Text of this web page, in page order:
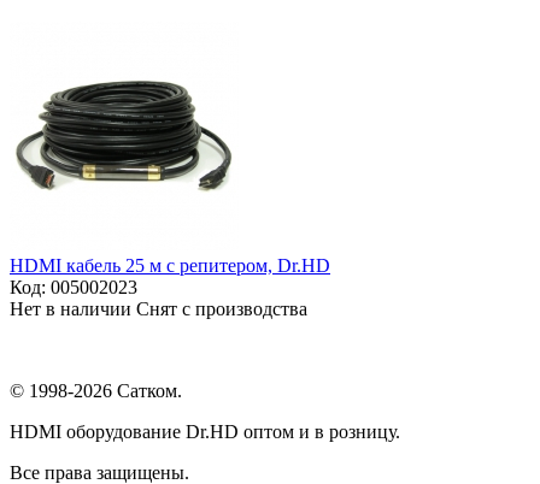
HDMI кабель 25 м с репитером, Dr.HD
Код: 005002023
Нет в наличии Снят с производства
© 1998-2026 Сатком.
HDMI оборудование Dr.HD оптом и в розницу.
Все права защищены.